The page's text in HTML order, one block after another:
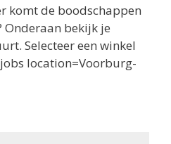
komt de boodschappen
Onderaan bekijk je
Selecteer een winkel
location=Voorburg-